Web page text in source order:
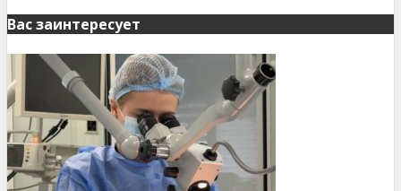
Вас заинтересует